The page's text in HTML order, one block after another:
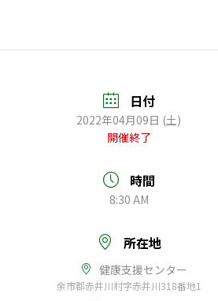
日付
2022年04月09日 (土)
開催終了
時間
8:30 AM
所在地
健康支援センター
余市郡赤井川村字赤井川318番地1